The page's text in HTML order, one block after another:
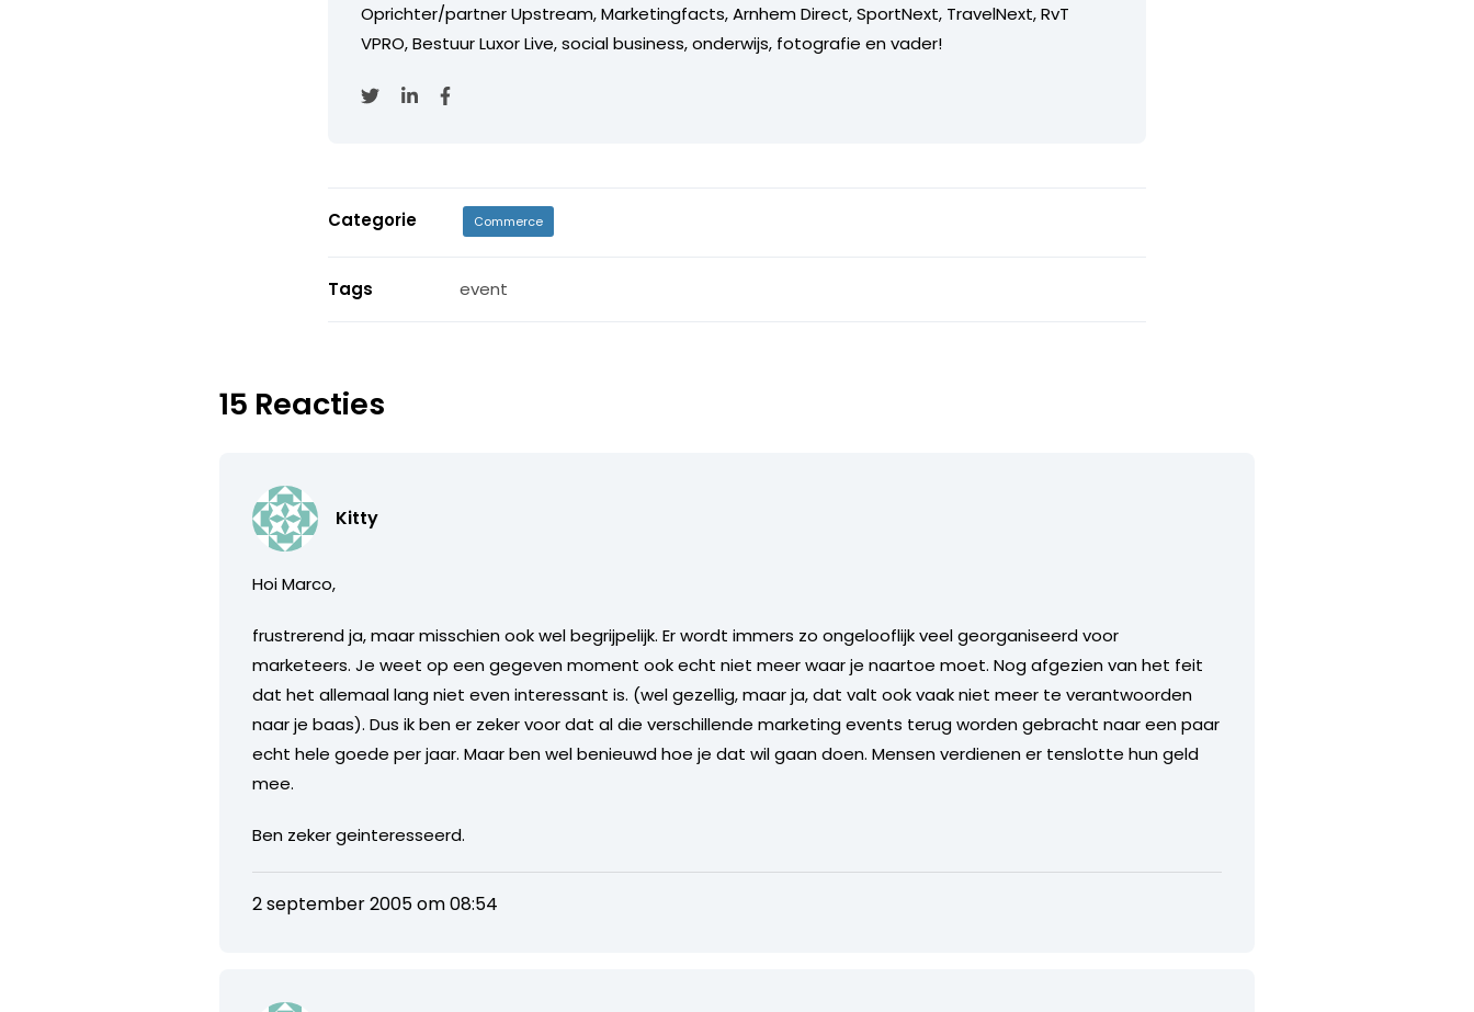
Oprichter/partner Upstream, Marketingfacts, Arnhem Direct, SportNext, TravelNext, RvT
VPRO, Bestuur Luxor Live, social business, onderwijs, fotografie en vader!
Categorie Commerce
Tags event
15 Reacties
Kitty
Hoi Marco,
frustrerend ja, maar misschien ook wel begrijpelijk. Er wordt immers zo ongelooflijk veel georganiseerd voor
marketeers. Je weet op een gegeven moment ook echt niet meer waar je naartoe moet. Nog afgezien van het feit
dat het allemaal lang niet even interessant is. (wel gezellig, maar ja, dat valt ook vaak niet meer te verantwoorden
naar je baas). Dus ik ben er zeker voor dat al die verschillende marketing events terug worden gebracht naar een paar
echt hele goede per jaar. Maar ben wel benieuwd hoe je dat wil gaan doen. Mensen verdienen er tenslotte hun geld
mee.
Ben zeker geinteresseerd.
2 september 2005 om 08:54